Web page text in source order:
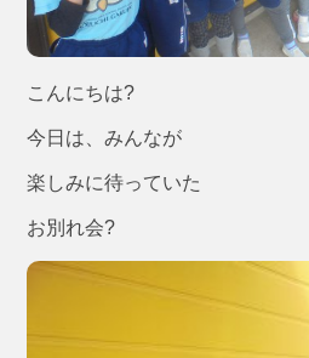
こんにちは?
今日は、みんなが
楽しみに待っていた
お別れ会?